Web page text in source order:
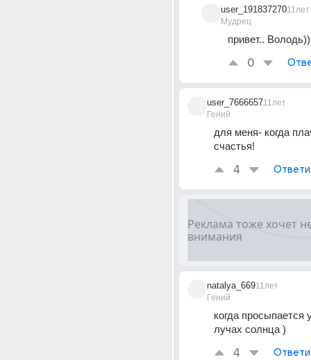
user_191837270
Мудрец
11лет
привет.. Володь))
0
user_7666657
Гений
11лет
для меня- когда
счастья!
4
natalya_669
Гений
11лет
когда просыпается
лучах солнца )
4